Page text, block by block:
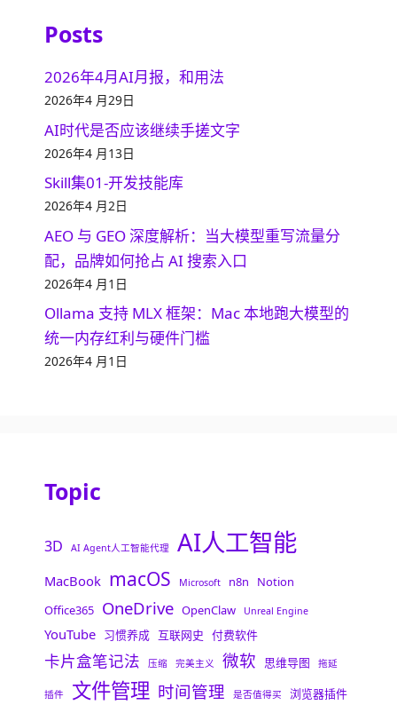
Posts
2026年4月AI月报，和用法
2026年4 月29日
AI时代是否应该继续手搓文字
2026年4 月13日
Skill集01-开发技能库
2026年4 月2日
AEO 与 GEO 深度解析：当大模型重写流量分
配，品牌如何抢占 AI 搜索入口
2026年4 月1日
Ollama 支持 MLX 框架：Mac 本地跑大模型的
统一内存红利与硬件门槛
2026年4 月1日
Topic
3D AI Agent人工智能代理 AI人工智能
MacBook macOS Microsoft n8n
Notion
Office365 OneDrive OpenClaw Unreal Engine
YouTube 习惯养成 互联网史 付费软件
卡片盒笔记法 压缩 完美主义 微软 思维导图 拖延
插件 文件管理 时间管理 是否值得买 浏览器插件